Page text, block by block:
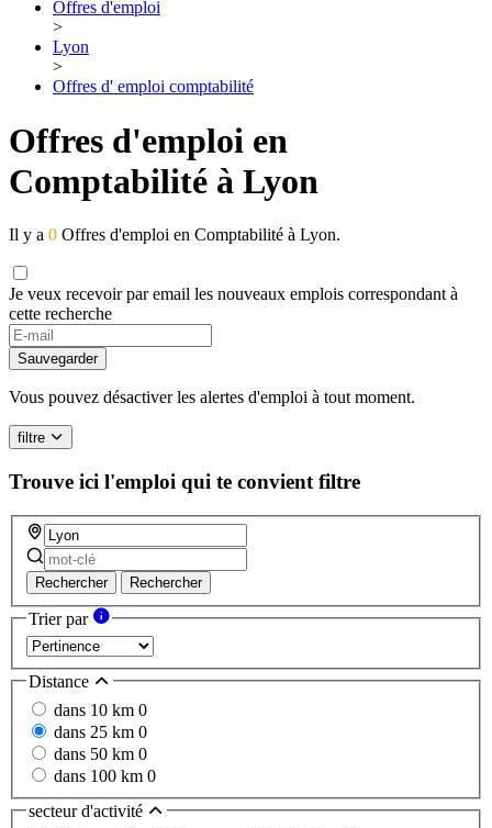
Offres d'emploi
>
Lyon
>
Offres d' emploi comptabilité
Offres d'emploi en
Comptabilité à Lyon
Il y a 0 Offres d'emploi en Comptabilité à Lyon.
Je veux recevoir par email les nouveaux emplois correspondant à
cette recherche
Sauvegarder
Vous pouvez désactiver les alertes d'emploi à tout moment.
filtre
Trouve ici l'emploi qui te convient filtre
Rechercher Rechercher
Trier par
Distance
dans 10 km 0
dans 25 km 0
dans 50 km 0
dans 100 km 0
secteur d'activité